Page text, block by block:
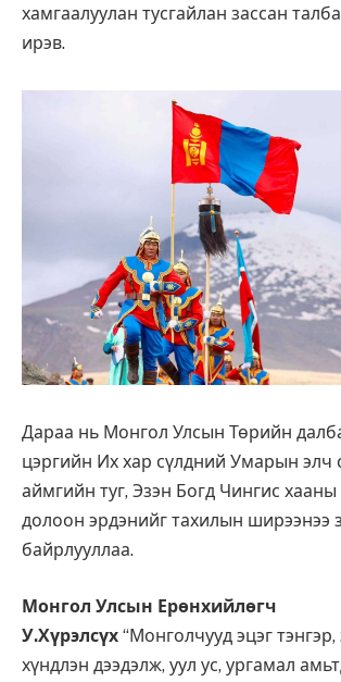
хамгаалуулан тусгайлан зассан
ирэв.
Дараа нь Монгол Улсын Төрийн
цэргийн Их хар сүлдний Умарын элч
аймгийн туг, Эзэн Богд Чингис
долоон эрдэнийг тахилын ширээнээ
байрлууллаа.
Монгол Улсын Ерөнхийлөгч
У.Хүрэлсүх “Монголчууд эцэг тэнгэр,
хүндлэн дээдэлж, уул ус, ургамал